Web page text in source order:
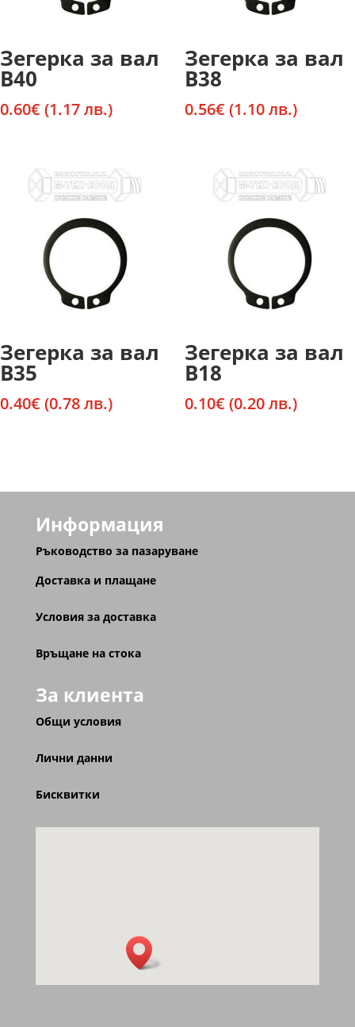
Зегерка за вал
В40
0.60€ (1.17 лв.)
Зегерка за вал
В38
0.56€ (1.10 лв.)
Зегерка за вал
В35
0.40€ (0.78 лв.)
Зегерка за вал
В18
0.10€ (0.20 лв.)
Информация
Ръководство за пазаруване
Доставка и плащане
Условия за доставка
Връщане на стока
За клиента
Общи условия
Лични данни
Бисквитки